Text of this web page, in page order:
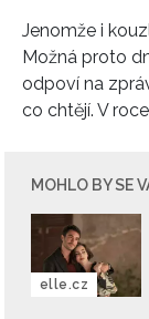
Jenomže i
Možná proto
odpoví na
co chtějí. V
MOHLO BY SE
elle.cz